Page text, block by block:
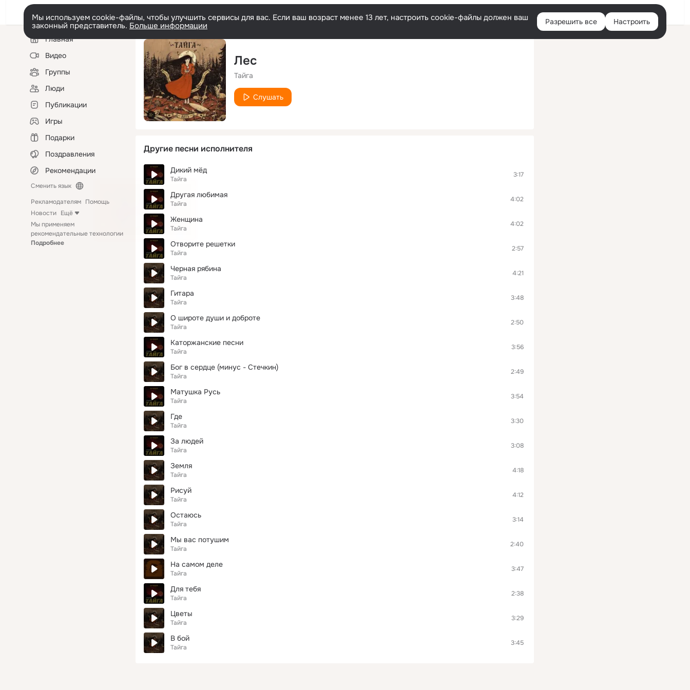
Войти
Мы используем cookie-файлы, чтобы улучшить сервисы для вас. Если ваш возраст менее 13 лет, настроить cookie-файлы должен ваш
законный представитель. Больше информации Разрешить все Настроить
Левая
колонкаГлавная
Видео
Группы
Люди
Публикации
Игры
Подарки
Поздравления
Рекомендации
Сменить язык
Рекламодателям Помощь
Новости Ещё
Мы применяем
рекомендательные технологии
Подробнее
Лес
Тайга
Слушать
Другие песни исполнителя
Дикий мёд
Тайга
3:17
Другая любимая
Тайга
4:02
Женщина
Тайга
4:02
Отворите решетки
Тайга
2:57
Черная рябина
Тайга
4:21
Гитара
Тайга
3:48
О широте души и доброте
Тайга
2:50
Каторжанские песни
Тайга
3:56
Бог в сердце (минус - Стечкин)
Тайга
2:49
Матушка Русь
Тайга
3:54
Где
Тайга
3:30
За людей
Тайга
3:08
Земля
Тайга
4:18
Рисуй
Тайга
4:12
Остаюсь
Тайга
3:14
Мы вас потушим
Тайга
2:40
На самом деле
Тайга
3:47
Для тебя
Тайга
2:38
Цветы
Тайга
3:29
В бой
Тайга
3:45